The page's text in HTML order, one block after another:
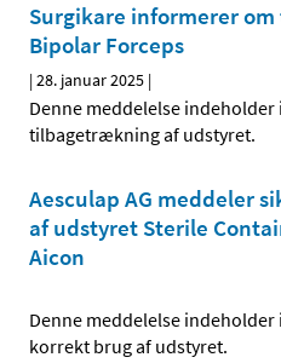
Surgikare informerer
Bipolar Forceps
|28. januar 2025 |
Denne meddelelse
tilbagetrækning af udstyret.
Aesculap AG meddeler
af udstyret Sterile
Aicon
Denne meddelelse
korrekt brug af udstyret.